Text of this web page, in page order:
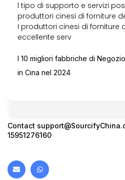
l tipo di supporto e servizi
produttori cinesi di forniture
I produttori cinesi di forniture
eccellente serv
I 10 migliori fabbriche di
in Cina nel 2024
Contact
15951276160